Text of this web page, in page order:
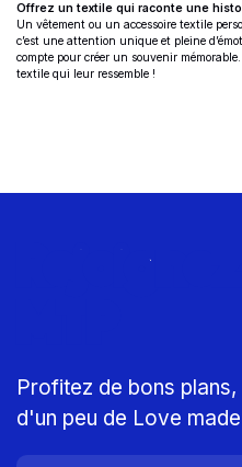
Offrez un textile qui raconte une
Un vêtement ou un accessoire textile
c’est une attention unique et pleine
compte pour créer un souvenir
textile qui leur ressemble !
Profitez de bons
d'un peu de Love